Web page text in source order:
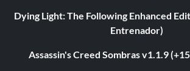
Dying Light: The Following Enhanced
Entrenador)
Assassin's Creed Sombras v1.1.9